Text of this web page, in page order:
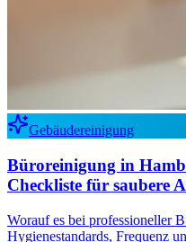
Gebäudereinigung
Büroreinigung in
Checkliste für saubere
Worauf es bei professioneller
Hygienestandards, Frequenz